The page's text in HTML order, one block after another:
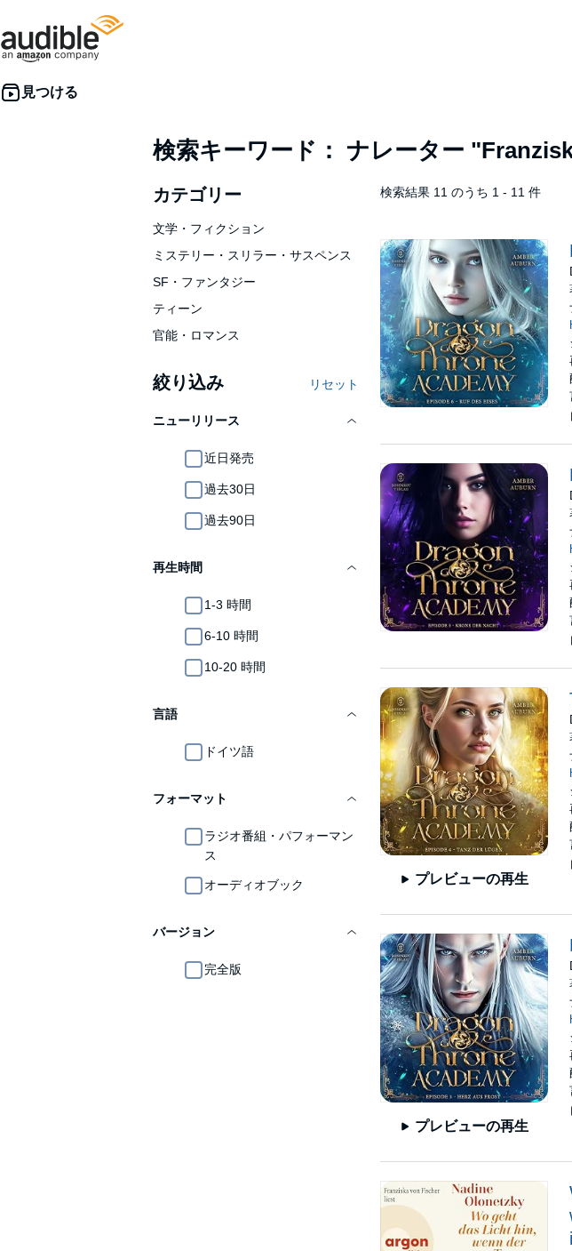
検索キーワード： ナレーター
カテゴリー
文学・フィクション
ミステリー・スリラー・サスペンス
SF・ファンタジー
ティーン
官能・ロマンス
絞り込み リセット
ニューリリース
近日発売
過去30日
過去90日
再生時間
1-3 時間
6-10 時間
10-20 時間
言語
ドイツ語
フォーマット
ラジオ番組・パフォーマン
ス
オーディオブック
バージョン
完全版
検索結果 11 のうち 1 - 11 件
プレビューの再生
プレビューの再生